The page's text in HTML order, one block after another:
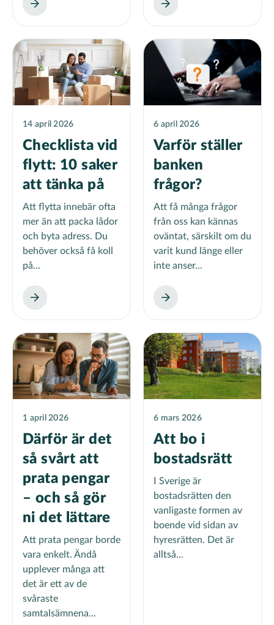
14 april 2026
Checklista vid
flytt: 10 saker
att tänka på
Att flytta innebär ofta
mer än att packa lådor
och byta adress. Du
behöver också få koll
på...
6 april 2026
Varför ställer
banken
frågor?
Att få många frågor
från oss kan kännas
oväntat, särskilt om du
varit kund länge eller
inte anser...
1 april 2026
Därför är det
så svårt att
prata pengar
– och så gör
ni det lättare
Att prata pengar borde
vara enkelt. Ändå
upplever många att
det är ett av de
svåraste
samtalsämnena...
6 mars 2026
Att bo i
bostadsrätt
I Sverige är
bostadsrätten den
vanligaste formen av
boende vid sidan av
hyresrätten. Det är
alltså...